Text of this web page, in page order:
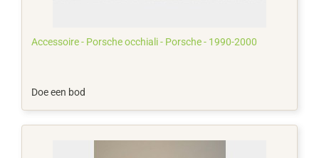
Accessoire - Porsche occhiali - Porsche - 1990-2000
Doe een bod